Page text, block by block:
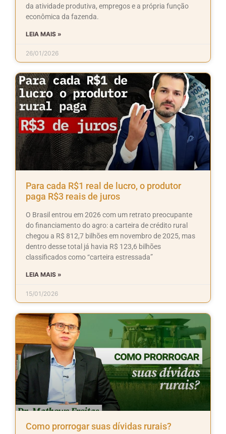
da atividade produtiva, empregos e a própria função
econômica da fazenda.
LEIA MAIS »
26/01/2026
Para cada R$1 real de lucro, o produtor
paga R$3 reais de juros
O Brasil entrou em 2026 com um retrato preocupante
do financiamento do agro: a carteira de crédito rural
chegou a R$ 812,7 bilhões em novembro de 2025, mas
dentro desse total já havia R$ 123,6 bilhões
classificados como “carteira estressada”
LEIA MAIS »
15/01/2026
Como prorrogar suas dívidas rurais?